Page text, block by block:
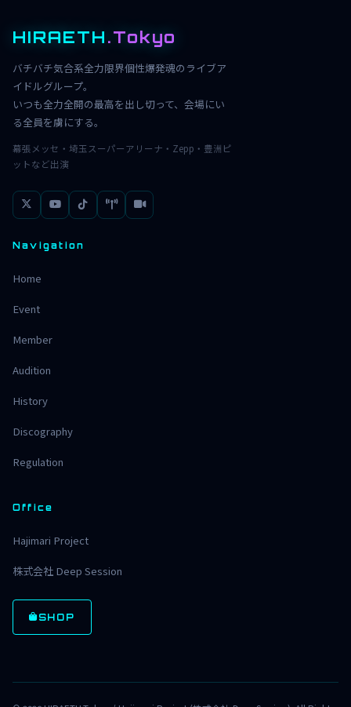
HIRAETH.Tokyo
バチバチ気合系全力限界個性爆発魂のライブア
イドルグループ。
いつも全力全開の最高を出し切って、会場にい
る全員を虜にする。
幕張メッセ・埼玉スーパーアリーナ・Zepp・豊洲ピ
ットなど出演
Navigation
Home
Event
Member
Audition
History
Discography
Regulation
Office
Hajimari Project
株式会社 Deep Session
SHOP